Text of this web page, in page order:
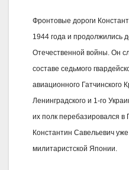
Фронтовые дороги
1944 года и продолжились
Отечественной войны. Он
составе седьмого
авиационного Гатчинского
Ленинградского и 1-го
их полк перебазировался в
Константин Савельевич
милитаристской Японии.